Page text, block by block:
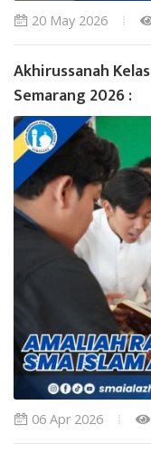
20 May 2026
Akhirussanah
Semarang 2026 :
06 Apr 2026